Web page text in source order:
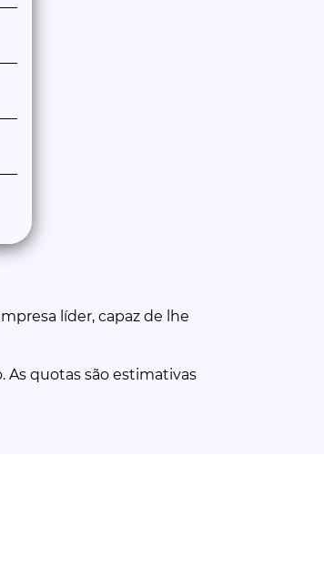
líder, capaz de lhe
quotas são estimativas